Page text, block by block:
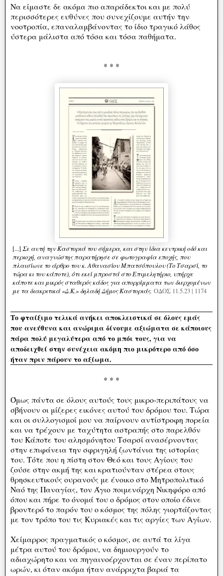
Να είμαστε δε ακόμα πιο απαράδεκτοι και με πολύ
περισσότερες ευθύνες που συνεχίζουμε αυτήν την
νοοτροπία, επαναλαμβάνοντας το ίδιο τραγικό λάθος
ύστερα μάλιστα από τόσα και τόσα παθήματα.
* * *
[...] Σε αυτή την Καστοριά του σήμερα, και στην ίδια κεντρική οδό και
περιοχή, αναγνώστης παρατήρησε σε φωτογραφία εποχής, που
πλαισίωνε το άρθρο του κ. Αθανασίου Μπατσόπουλου (Το Τσαρσί, το
τώρα κι του κάποτε), ότι εκεί μπροστά στο Επιμελητήριο, υπήρχε
κάποτε και μικρός σταθερός κάδος για απορρίμματα των διερχομένων
με τα διακριτικά «Δ.Κ.» δηλαδή Δήμος Καστοριάς. ΟΔΟΣ 11.5.23 | 1174
Το φταίξιμο τελικά ανήκει αποκλειστικά σε όλους εμάς
που ανεύθυνα και ανώριμα δίνουμε αξιώματα σε κάποιους
πάρα πολύ μεγαλύτερα από το μπόι τους, για να
αποδειχθεί στην συνέχεια ακόμη πιο μικρότερο από όσο
ήταν πριν πάρουν το αξίωμα.
* * *
Όμως πάντα σε όλους αυτούς τους μικρο-περιπάτους να
σβήνουν οι μίζερες εικόνες αυτού του δρόμου του. Τώρα
και οι συλλογισμοί μου να παίρνουν αντίστροφη πορεία
και να τρέχουν με ταχύτητα αστραπής στο παρελθόν
του Κάποτε του αλησμόνητου Τσαρσί ανασέρνοντας
στην επιφάνεια την σφριγηλή ζωντάνια της ιστορίας
του. Τότε που η πίστη στον Θεό και τους Αγίους του
ζούσε στην ακμή της και κρατιούνταν στέρεα στους
θρησκευτικούς ουρανούς με ένοικο στο Μητροπολιτικό
Ναό της Παναγίας, τον Άγιο ποιμενάρχη Νικηφόρο από
όπου και πήρε το όνομά του ο δρόμος στον οποίο έδινε
βροντερό το παρόν του ο κόσμος της πόλης γιορτάζοντας
με τον τρόπο του τις Κυριακές και τις αργίες των Αγίων.
Χείμαρρος πραγματικός ο κόσμος, σε αυτά τα λίγα
μέτρα αυτού του δρόμου, να δημιουργούν το
αδιαχώρητο και να πηγαινοέρχονται σε έναν περίπατο
ωρών, κι όταν ακόμα ήταν ανάρριχτα βαριά τα